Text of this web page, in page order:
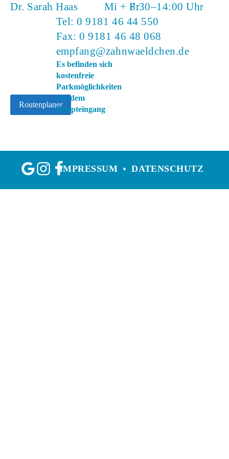
Dr. Sarah Haas
Routenplaner
Tel:0 9181 46 44 550
Fax: 0 9181 46 48 068
empfang@zahnwaeldchen.de
Es befinden sich
kostenfreie
Parkmöglichkeiten
vor dem
Haupteingang
Mi + Fr8:30–14:00 Uhr
IMPRESSUM DATENSCHUTZ